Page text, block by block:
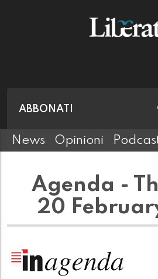
ABBONATI
News Opinioni
Agenda -
20